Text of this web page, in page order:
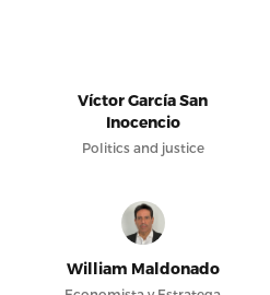
Víctor García San
Inocencio
Politics and justice
William Maldonado